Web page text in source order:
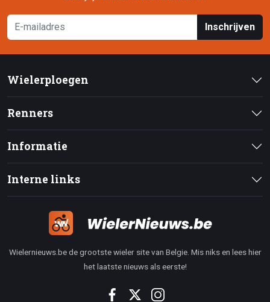
Inschrijven
Wielerploegen
Renners
Informatie
Interne links
Wielernieuws.be de grootste wieler site van Belgie. Mis niks en lees hier
het laatste nieuws als eerste!